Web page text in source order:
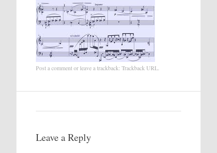
Post a commentor leave a trackback: Trackback URL.
Leave a Reply